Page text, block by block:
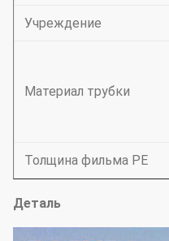
Учреждение
Материал трубки
Толщина фильма PE
Деталь